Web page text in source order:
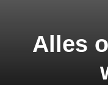
Alles